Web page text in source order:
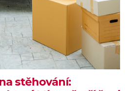
stěhování: